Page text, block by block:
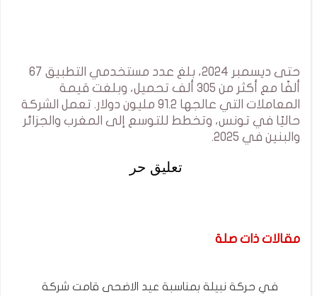
حتى ديسمبر 2024، بلغ عدد مستخدمي التطبيق 67
ألفًا مع أكثر من 305 ألف تحميل، وبلغت قيمة
المعاملات التي عالجها 91.2 مليون دولار. تعمل الشركة
حاليًا في تونس، وتخطط للتوسع إلى المغرب والجزائر
والبنين في 2025.
تعليق حر
مقالات ذات صلة
في حركة نبيلة بمناسبة عيد الاضحى قامت شركة